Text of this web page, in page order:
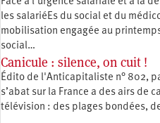
les salariéEs du social et du
mobilisation engagée au
social…
Canicule : silence, on cuit !
Édito de l'Anticapitaliste n° 802,
s’abat sur la France a des airs de
télévision : des plages bondées,